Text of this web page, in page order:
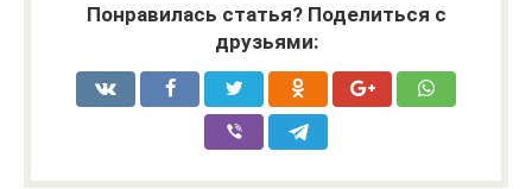
Понравилась статья? Поделиться с
друзьями: